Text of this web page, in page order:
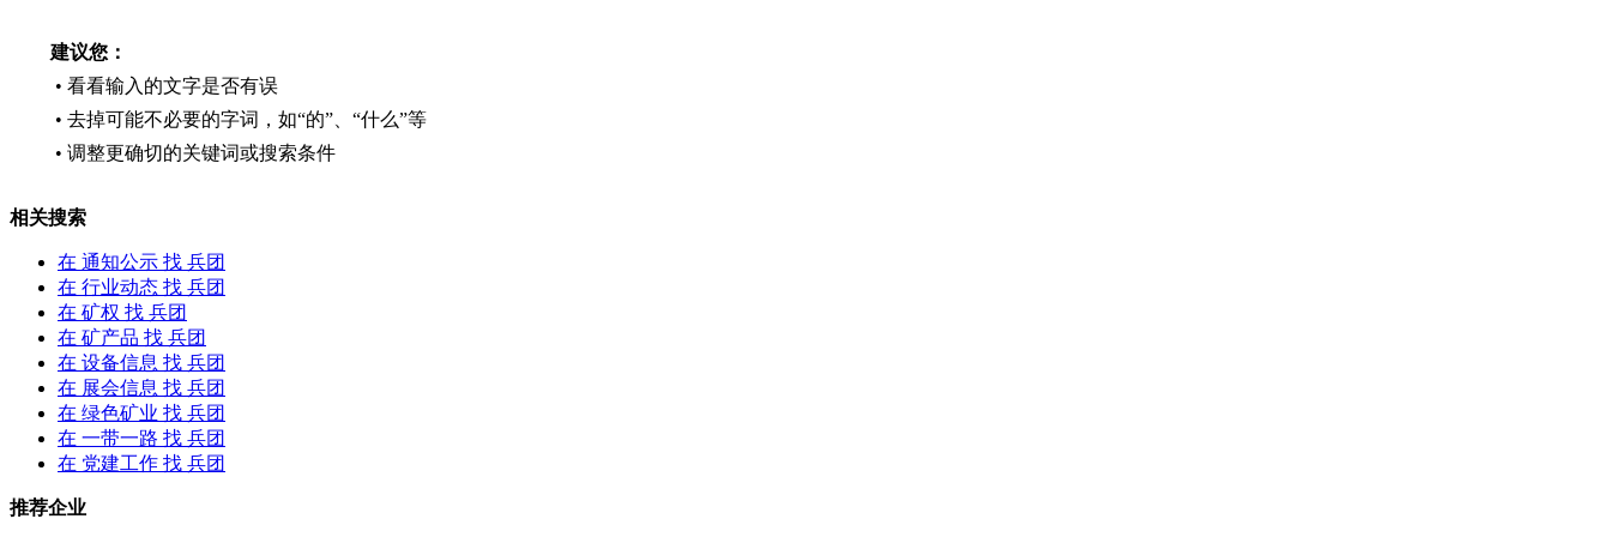
建议您：
• 看看输入的文字是否有误
• 去掉可能不必要的字词，如“的”、“什么”等
• 调整更确切的关键词或搜索条件
相关搜索
在 通知公示 找 兵团
在 行业动态 找 兵团
在 矿权 找 兵团
在 矿产品 找 兵团
在 设备信息 找 兵团
在 展会信息 找 兵团
在 绿色矿业 找 兵团
在 一带一路 找 兵团
在 党建工作 找 兵团
推荐企业